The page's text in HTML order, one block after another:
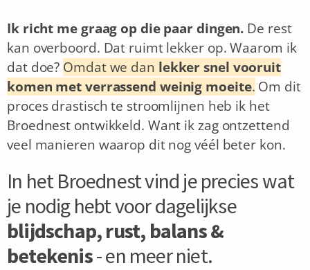
Ik richt me graag op die paar dingen. De rest
kan overboord. Dat ruimt lekker op.Waarom ik
dat doe? Omdat we dan lekker snel vooruit
komen met verrassend weinig moeite. Om dit
proces drastisch te stroomlijnen heb ik het
Broednest ontwikkeld. Want ik zag ontzettend
veel manieren waarop dit nog véél beter kon.
In het Broednest vind je precies wat
je nodig hebt voor dagelijkse
blijdschap, rust, balans &
betekenis- en meer niet.